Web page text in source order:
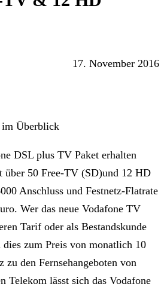
17. November 2016
im Überblick
DSL plus TV Paket erhalten
über 50 Free-TV (SD)und 12 HD
Anschluss und Festnetz-Flatrate
Wer das neue Vodafone TV
Tarif oder als Bestandskunde
dies zum Preis von monatlich 10
zu den Fernsehangeboten von
Telekom lässt sich das Vodafone